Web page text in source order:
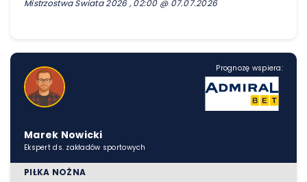
Mistrzostwa Świata 2026 , 02:00 @ 07.07.2026
Prognozę wspiera:
Marek Nowicki
Ekspert ds. zakładów sportowych
PIŁKA NOŻNA